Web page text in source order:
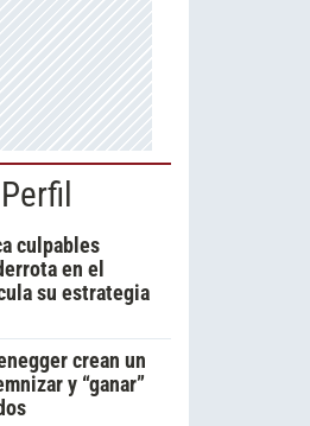
culpables
en el
su estrategia
crean un
y “ganar”